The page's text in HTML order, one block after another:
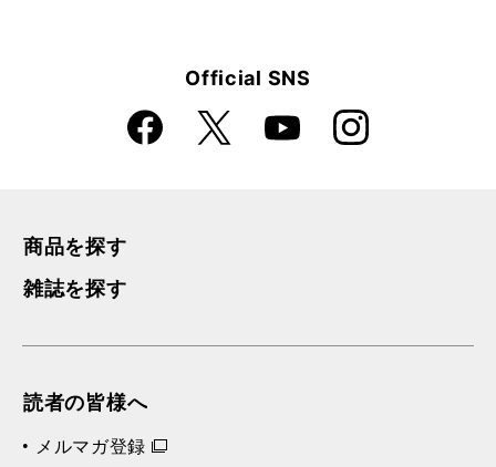
Official SNS
Faceboo
k
X YouTube Instagra
m
商品を探す
雑誌を探す
読者の皆様へ
メルマガ登録